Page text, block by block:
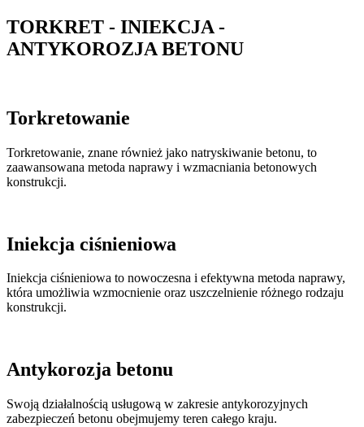
TORKRET - INIEKCJA -
ANTYKOROZJA BETONU
Torkretowanie
Torkretowanie, znane również jako natryskiwanie betonu, to
zaawansowana metoda naprawy i wzmacniania betonowych
konstrukcji.
Iniekcja ciśnieniowa
Iniekcja ciśnieniowa to nowoczesna i efektywna metoda naprawy,
która umożliwia wzmocnienie oraz uszczelnienie różnego rodzaju
konstrukcji.
Antykorozja betonu
Swoją działalnością usługową w zakresie antykorozyjnych
zabezpieczeń betonu obejmujemy teren całego kraju.